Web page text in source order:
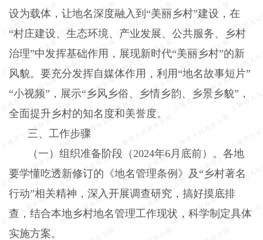
设为载体，让地名深度融入到“美丽乡村”建设，在
“村庄建设、生态环境、产业发展、公共服务、乡村
治理”中发挥基础作用，展现新时代“美丽乡村”的新
风貌。要充分发挥自媒体作用，利用“地名故事短片”
“小视频”，展示“乡风乡俗、乡情乡韵、乡景乡貌”，
全面提升乡村的知名度和美誉度。
三、工作步骤
（一）组织准备阶段（ 2024年6 月底前）。 各地
要学懂吃透新修订的《地名管理条例》及“乡村著名
行动”相关精神，深入开展调查研究，搞好摸底排
查，结合本地乡村地名管理工作现状，科学制定具体
实施方案。